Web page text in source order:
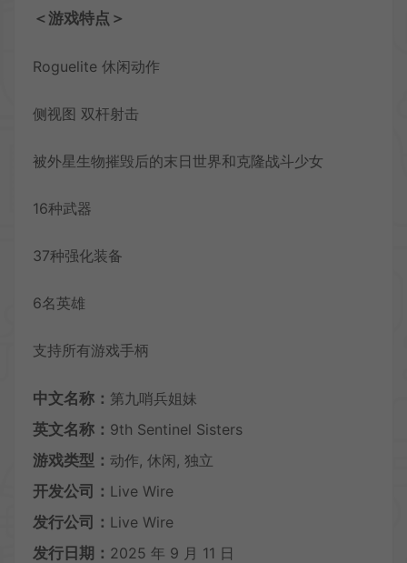
＜游戏特点＞
Roguelite 休闲动作
侧视图 双杆射击
被外星生物摧毁后的末日世界和克隆战斗少女
16种武器
37种强化装备
6名英雄
支持所有游戏手柄
中文名称： 第九哨兵姐妹
英文名称： 9th Sentinel Sisters
游戏类型： 动作, 休闲, 独立
开发公司： Live Wire
发行公司： Live Wire
发行日期： 2025 年 9 月 11 日